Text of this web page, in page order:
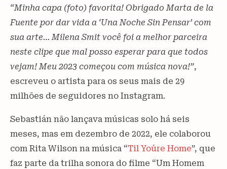
“Minha capa (foto) favorita! Obrigado Marta de la
Fuente por dar vida a ‘Una Noche Sin Pensar’ com
sua arte… Milena Smit você foi a melhor parceira
neste clipe que mal posso esperar para que todos
vejam! Meu 2023 começou com música nova!”,
escreveu o artista para os seus mais de 29
milhões de seguidores no Instagram.
Sebastián não lançava músicas solo há seis
meses, mas em dezembro de 2022, ele colaborou
com Rita Wilson na música “Til You´re Home”, que
faz parte da trilha sonora do filme “Um Homem